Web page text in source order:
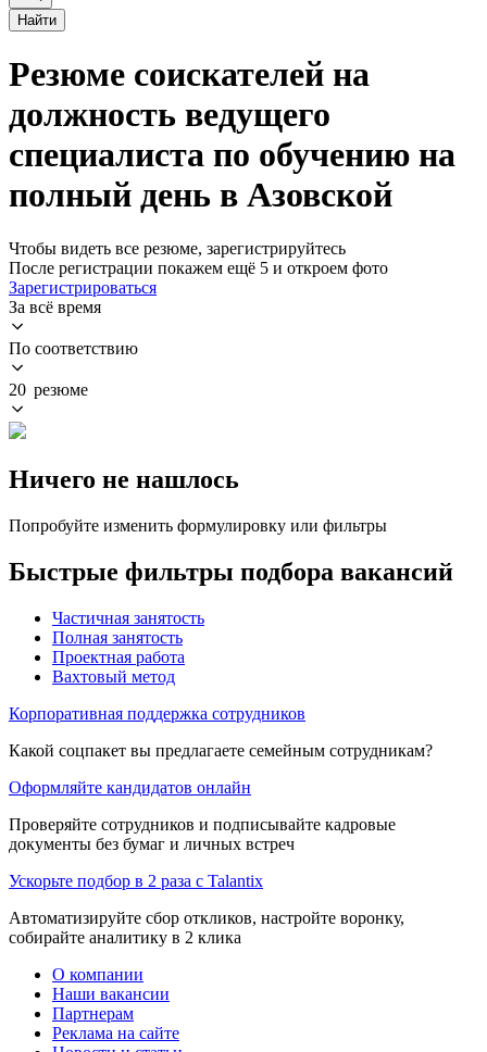
Найти
Резюме соискателей на
должность ведущего
специалиста по обучению на
полный день в Азовской
Чтобы видеть все резюме, зарегистрируйтесь
После регистрации покажем ещё 5 и откроем фото
Зарегистрироваться
За всё время
По соответствию
20 резюме
Ничего не нашлось
Попробуйте изменить формулировку или фильтры
Быстрые фильтры подбора вакансий
Частичная занятость
Полная занятость
Проектная работа
Вахтовый метод
Корпоративная поддержка сотрудников
Какой соцпакет вы предлагаете семейным сотрудникам?
Оформляйте кандидатов онлайн
Проверяйте сотрудников и подписывайте кадровые
документы без бумаг и личных встреч
Ускорьте подбор в 2 раза с Talantix
Автоматизируйте сбор откликов, настройте воронку,
собирайте аналитику в 2 клика
О компании
Наши вакансии
Партнерам
Реклама на сайте